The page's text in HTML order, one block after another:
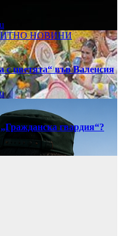
НОВИНИ
с цветята“ във Валенсия
гвардия“?